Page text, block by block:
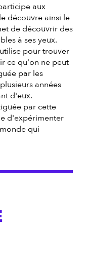
aux
découvre ainsi le
de découvrir des
à ses yeux.
pour trouver
ce qu'on ne peut
par les
années
d'eux.
par cette
d'expérimenter
qui